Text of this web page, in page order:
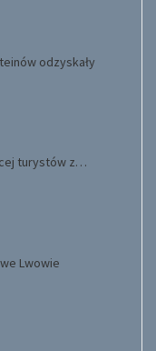
odzyskały
turystów z…
Lwowie